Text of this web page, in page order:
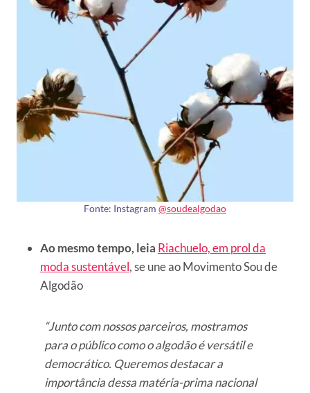
Fonte: Instagram @soudealgodao
Ao mesmo tempo, leia Riachuelo, em prol da
moda sustentável, se une ao Movimento Sou de
Algodão
“Junto com nossos parceiros, mostramos
para o público como o algodão é versátil e
democrático. Queremos destacar a
importância dessa matéria-prima nacional